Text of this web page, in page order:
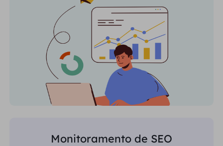
Monitoramento de SEO